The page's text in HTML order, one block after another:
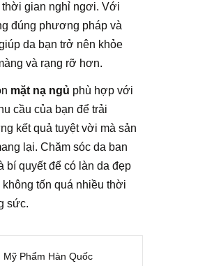
thời gian nghỉ ngơi. Với
đúng phương pháp và
da bạn trở nên khỏe
và rạng rỡ hơn.
mặt nạ ngủ phù hợp với
cầu của bạn để trải
kết quả tuyệt vời mà sản
lại. Chăm sóc da ban
bí quyết để có làn da đẹp
tốn quá nhiều thời
sức.
Mỹ Phẩm Hàn Quốc